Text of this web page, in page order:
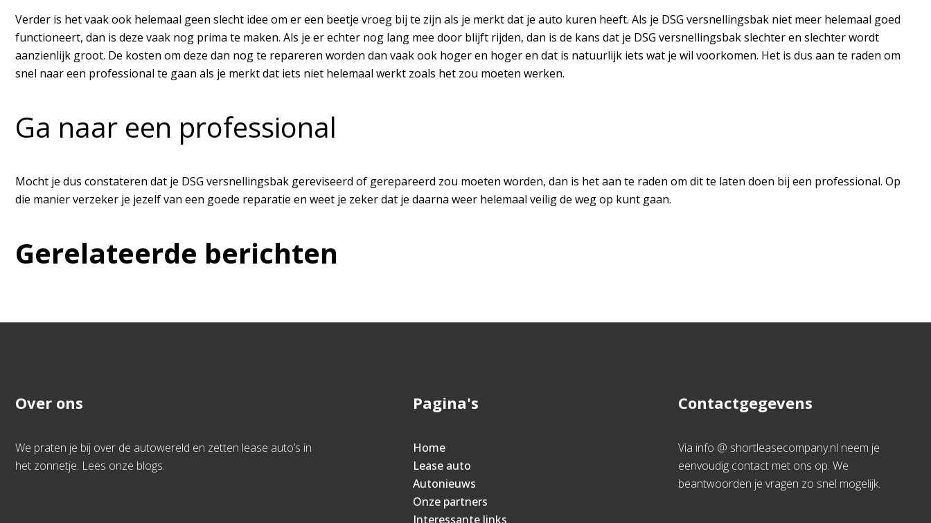
Verder is het vaak ook helemaal geen slecht idee om er een beetje vroeg bij te zijn als je merkt dat je auto kuren heeft. Als je DSG versnellingsbak niet meer helemaal goed
functioneert, dan is deze vaak nog prima te maken. Als je er echter nog lang mee door blijft rijden, dan is de kans dat je DSG versnellingsbak slechter en slechter wordt
aanzienlijk groot. De kosten om deze dan nog te repareren worden dan vaak ook hoger en hoger en dat is natuurlijk iets wat je wil voorkomen. Het is dus aan te raden om
snel naar een professional te gaan als je merkt dat iets niet helemaal werkt zoals het zou moeten werken.
Ga naar een professional
Mocht je dus constateren dat je DSG versnellingsbak gereviseerd of gerepareerd zou moeten worden, dan is het aan te raden om dit te laten doen bij een professional. Op
die manier verzeker je jezelf van een goede reparatie en weet je zeker dat je daarna weer helemaal veilig de weg op kunt gaan.
Gerelateerde berichten
Over ons
We praten je bij over de autowereld en zetten lease auto’s in
het zonnetje. Lees onze blogs.
Pagina's
Home
Lease auto
Autonieuws
Onze partners
Interessante links
Contactgegevens
Via info @ shortleasecompany.nl neem je
eenvoudig contact met ons op. We
beantwoorden je vragen zo snel mogelijk.